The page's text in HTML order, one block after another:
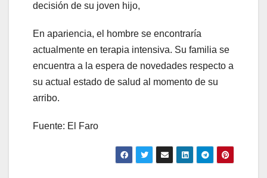
decisión de su joven hijo,
En apariencia, el hombre se encontraría
actualmente en terapia intensiva. Su familia se
encuentra a la espera de novedades respecto a
su actual estado de salud al momento de su
arribo.
Fuente: El Faro